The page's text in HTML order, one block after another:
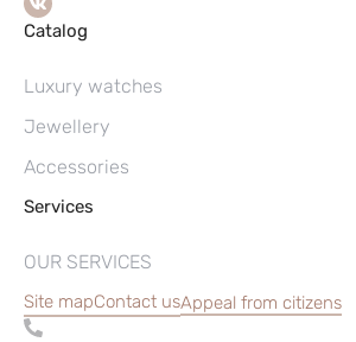
Catalog
Luxury watches
Jewellery
Accessories
Services
OUR SERVICES
Site mapContact usAppeal from citizens